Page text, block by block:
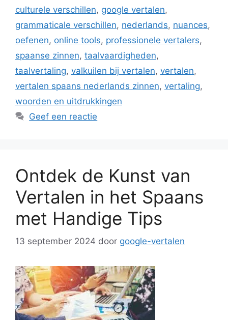
culturele verschillen, google vertalen,
grammaticale verschillen, nederlands, nuances,
oefenen, online tools, professionele vertalers,
spaanse zinnen, taalvaardigheden,
taalvertaling, valkuilen bij vertalen, vertalen,
vertalen spaans nederlands zinnen, vertaling,
woorden en uitdrukkingen
Geef een reactie
Ontdek de Kunst van
Vertalen in het Spaans
met Handige Tips
13 september 2024 door google-vertalen